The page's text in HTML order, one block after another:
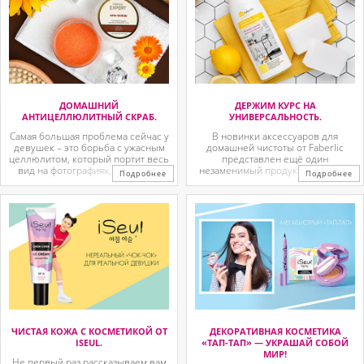
компании FABERLIC! Комплекс ...
бережной ...
ДОМАШНИЙ
АНТИЦЕЛЛЮЛИТНЫЙ СКРАБ.
Самая большая проблема сейчас у
девушек – это борьба с ужасным
целлюлитом, который портит весь
вид на фотографиях, когда ты в
купальнике, да и просто в жизни.
В новой серии Expert ты сможешь
справиться с этой глобальной
проблемой и радоваться жизни
вместе с нами, а еще получишь ...
Подробнее
ДЕРЖИМ КУРС НА
УНИВЕРСАЛЬНОСТЬ.
В новинки аксессуаров для
домашней чистоты от Faberlic
представлен ещё один
незаменимый продукт. Бережная
формула подойдет для ванной
комнаты и кухни – это именно те
места, где чистота должна быть
каждый день. Вместе с ней легко
решить все вопросы за один раз.
Универсальный ...
Подробнее
ЧИСТАЯ КОЖА С КОСМЕТИКОЙ ОТ
ISEUL.
ДЕКОРАТИВНАЯ КОСМЕТИКА
«ТАП-ТАП» — УКРАШАЙ СОБОЙ
МИР!